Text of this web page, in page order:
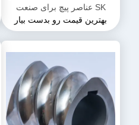
SK عناصر پیچ برای صنعت
پلاستیک
بهترین قیمت رو بدست بیار